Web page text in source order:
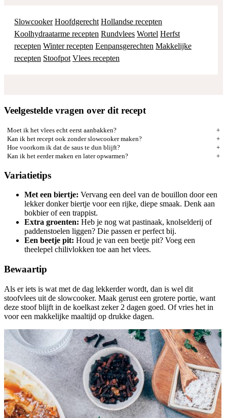
Slowcooker Hoofdgerecht Hollandse recepten
Koolhydraatarme recepten Rundvlees Wortel Herfst
recepten Winter recepten Eenpansgerechten Makkelijke
recepten Stoofpot Vlees recepten
Veelgestelde vragen over dit recept
Moet ik het vlees echt eerst aanbakken?
Kan ik het recept ook zonder slowcooker maken?
Hoe voorkom ik dat de saus te dun blijft?
Kan ik het eerder maken en later opwarmen?
Variatietips
Met een biertje: Vervang een deel van de bouillon door een
lekker donker biertje voor een rijke, diepe smaak. Denk aan
bokbier of een trappist.
Extra groenten: Heb je nog wat pastinaak, knolselderij of
paddenstoelen liggen? Die passen er perfect bij.
Een beetje pit: Houd je van een beetje pit? Voeg een
theelepel chilivlokken toe aan het vlees.
Bewaartip
Als er iets is wat met de dag lekkerder wordt, dan is wel dit
stoofvlees uit de slowcooker. Maak gerust een grotere portie, want
deze stoof blijft in de koelkast zeker 2 dagen goed. Of vries het in
voor een makkelijke maaltijd op drukke dagen.